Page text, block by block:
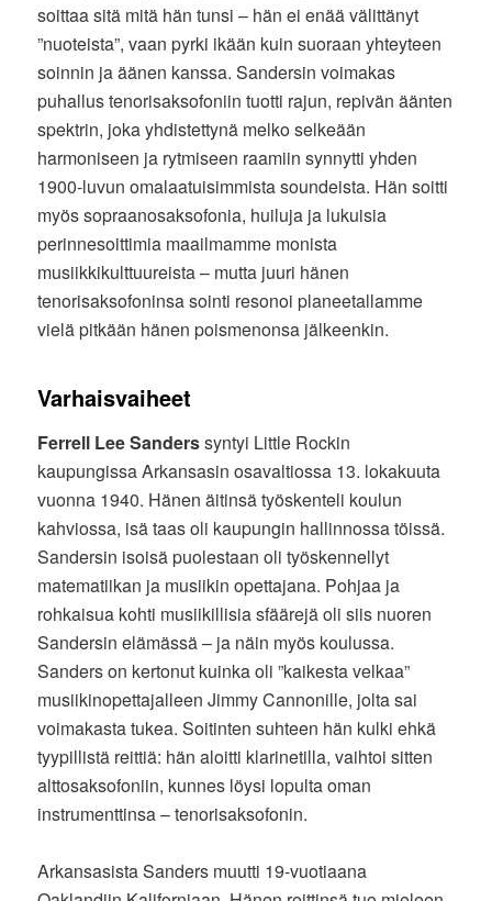
soittaa sitä mitä hän tunsi – hän ei enää välittänyt
”nuoteista”, vaan pyrki ikään kuin suoraan yhteyteen
soinnin ja äänen kanssa. Sandersin voimakas
puhallus tenorisaksofoniin tuotti rajun, repivän äänten
spektrin, joka yhdistettynä melko selkeään
harmoniseen ja rytmiseen raamiin synnytti yhden
1900-luvun omalaatuisimmista soundeista. Hän soitti
myös sopraanosaksofonia, huiluja ja lukuisia
perinnesoittimia maailmamme monista
musiikkikulttuureista – mutta juuri hänen
tenorisaksofoninsa sointi resonoi planeetallamme
vielä pitkään hänen poismenonsa jälkeenkin.
Varhaisvaiheet
Ferrell Lee Sanderssyntyi Little Rockin
kaupungissa Arkansasin osavaltiossa 13. lokakuuta
vuonna 1940. Hänen äitinsä työskenteli koulun
kahviossa, isä taas oli kaupungin hallinnossa töissä.
Sandersin isoisä puolestaan oli työskennellyt
matematiikan ja musiikin opettajana. Pohjaa ja
rohkaisua kohti musiikillisia sfäärejä oli siis nuoren
Sandersin elämässä – ja näin myös koulussa.
Sanders on kertonut kuinka oli ”kaikesta velkaa”
musiikinopettajalleen Jimmy Cannonille, jolta sai
voimakasta tukea. Soitinten suhteen hän kulki ehkä
tyypillistä reittiä: hän aloitti klarinetilla, vaihtoi sitten
alttosaksofoniin, kunnes löysi lopulta oman
instrumenttinsa – tenorisaksofonin.
Arkansasista Sanders muutti 19-vuotiaana